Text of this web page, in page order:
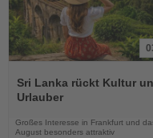
Sie
die
Sri Lanka rückt Kultur
Urlauber
Großes Interesse in Frankfurt und
August besonders attraktiv